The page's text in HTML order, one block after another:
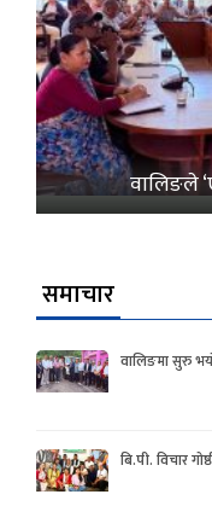
वालिङले
समाचार
वालिङमा सुरु
बि.पी. विचार